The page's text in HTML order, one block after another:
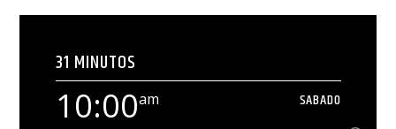
9:45am SABADO
[...]
Ver Más
31 MINUTOS
10:00am SABADO